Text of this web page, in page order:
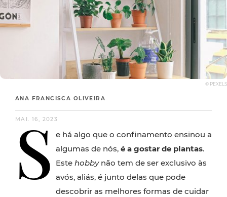
© PEXELS
ANA FRANCISCA OLIVEIRA
MAI. 16, 2023
S e há algo que o confinamento ensinou a
algumas de nós, é a gostar de plantas.
Este hobbynão tem de ser exclusivo às
avós, aliás, é junto delas que pode
descobrir as melhores formas de cuidar